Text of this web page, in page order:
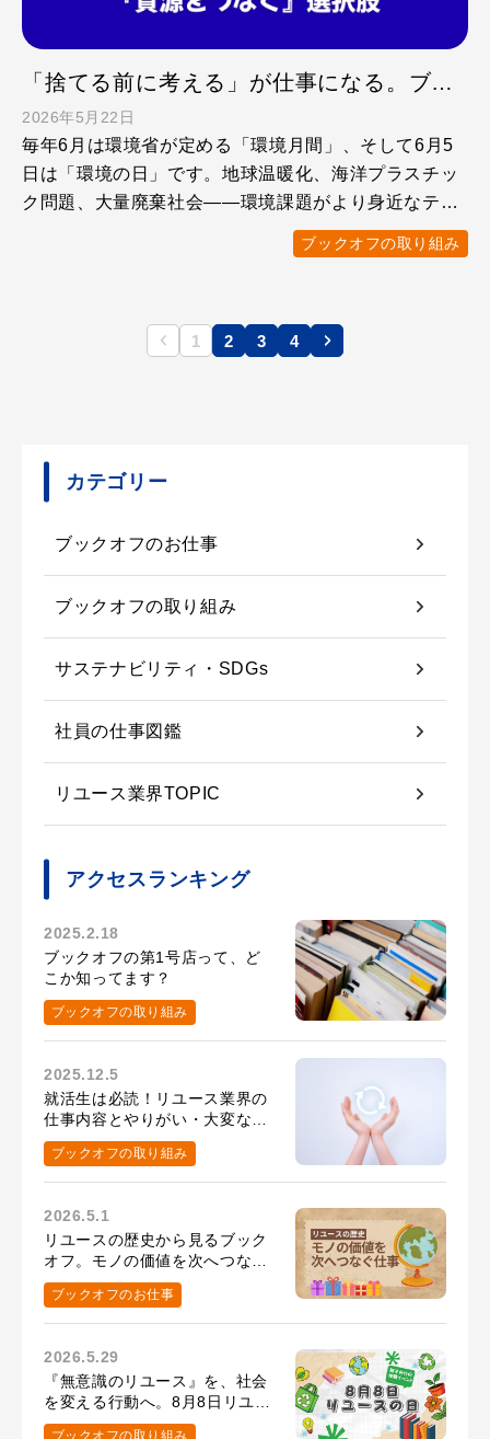
「捨てる前に考える」が仕事になる。ブックオフ式『資源をつなぐ』選択肢
2026年5月22日
毎年6月は環境省が定める「環境月間」、そして6月5
日は「環境の日」です。地球温暖化、海洋プラスチッ
ク問題、大量廃棄社会——環境課題がより身近なテー
ブックオフの取り組み
1 2 3 4
カテゴリー
ブックオフのお仕事
ブックオフの取り組み
サステナビリティ・SDGs
社員の仕事図鑑
リユース業界TOPIC
アクセスランキング
2025.2.18
ブックオフの第1号店って、ど
こか知ってます？
ブックオフの取り組み
2025.12.5
就活生は必読！リユース業界の
仕事内容とやりがい・大変なこ
と
ブックオフの取り組み
2026.5.1
リユースの歴史から見るブック
オフ。モノの価値を次へつなぐ
仕事とは？
ブックオフのお仕事
2026.5.29
『無意識のリユース』を、社会
を変える行動へ。8月8日リユー
スの日の取り組み
ブックオフの取り組み